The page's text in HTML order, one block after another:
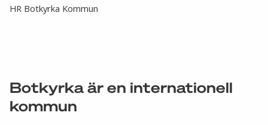
HR Botkyrka Kommun
Botkyrka är en internationell
kommun